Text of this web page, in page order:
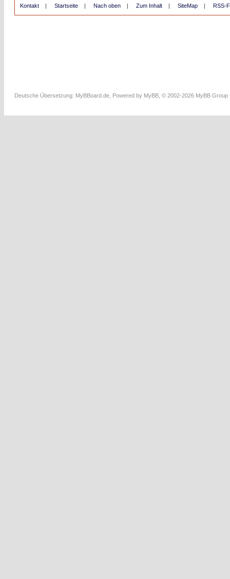
Kontakt | Startseite | Nach oben | Zum Inhalt | SiteMap | RSS-
Deutsche Übersetzung: MyBBoard.de , Powered by MyBB , © 2002-2026 MyBB Group